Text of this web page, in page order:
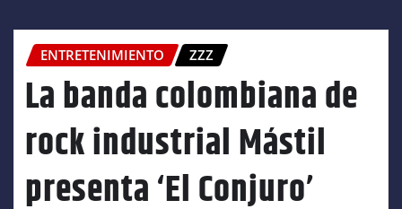
ENTRETENIMIENTO ZZZ
La banda colombiana de
rock industrial Mástil
presenta ‘El Conjuro’